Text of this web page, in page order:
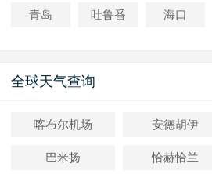
青岛 吐鲁番 海口
全球天气查询
喀布尔机场 安德胡伊
巴米扬 恰赫恰兰